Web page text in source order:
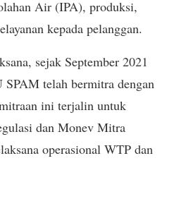
Air (IPA), produksi,
kepada pelanggan.
sejak September 2021
telah bermitra dengan
ini terjalin untuk
dan Monev Mitra
operasional WTP dan